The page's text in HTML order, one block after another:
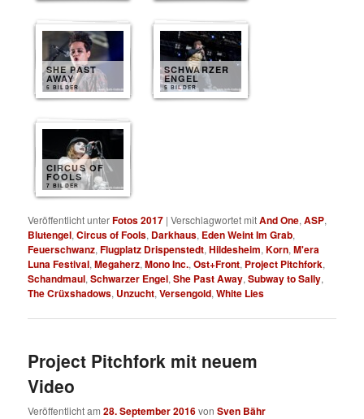
SHE PAST
AWAY
5 BILDER
SCHWARZER
ENGEL
5 BILDER
CIRCUS OF
FOOLS
7 BILDER
Veröffentlicht unterFotos 2017 |Verschlagwortet mitAnd One,ASP,
Blutengel,Circus of Fools, Darkhaus, Eden Weint Im Grab,
Feuerschwanz,Flugplatz Drispenstedt,Hildesheim,Korn,M'era
Luna Festival,Megaherz,Mono Inc.,Ost+Front, Project Pitchfork,
Schandmaul,Schwarzer Engel,She Past Away,Subway to Sally,
The Crüxshadows, Unzucht,Versengold,White Lies
Project Pitchfork mit neuem
Video
Veröffentlicht am28. September 2016vonSven Bähr